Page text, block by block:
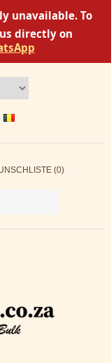
unavailable. To
directly on
(0)